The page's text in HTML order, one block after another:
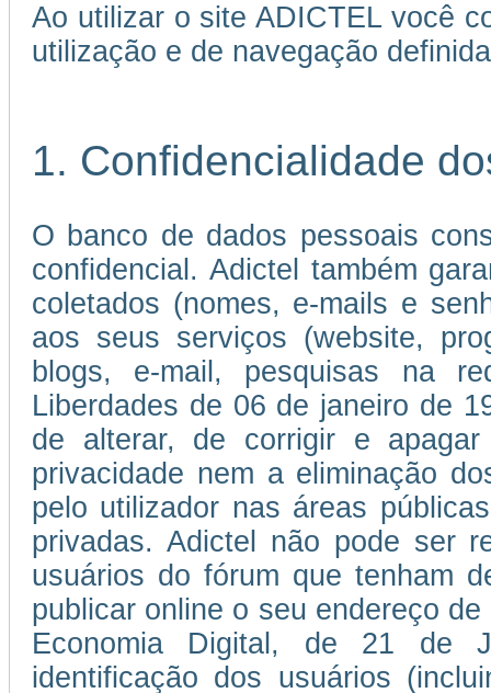
Ao utilizar o site ADICTEL você
utilização e de navegação
1. Confidencialidade
O banco de dados pessoais
confidencial. Adictel também
coletados (nomes, e-mails e
aos seus serviços (website,
blogs, e-mail, pesquisas na
Liberdades de 06 de janeiro de
de alterar, de corrigir e
privacidade nem a eliminação
pelo utilizador nas áreas
privadas. Adictel não pode ser
usuários do fórum que tenham
publicar online o seu endereço
Economia Digital, de 21 de
identificação dos usuários